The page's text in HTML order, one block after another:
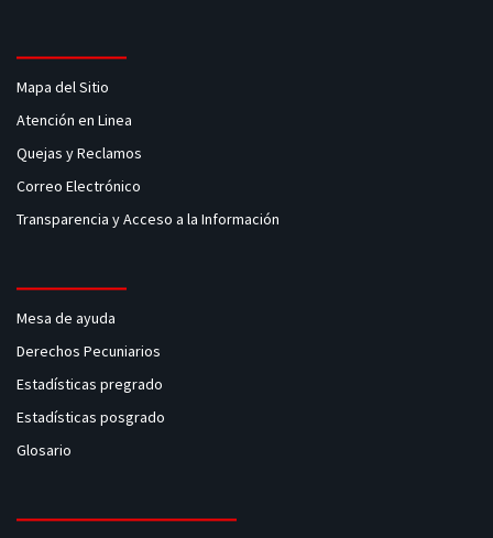
Mapa del Sitio
Atención en Linea
Quejas y Reclamos
Correo Electrónico
Transparencia y Acceso a la Información
Mesa de ayuda
Derechos Pecuniarios
Estadísticas pregrado
Estadísticas posgrado
Glosario